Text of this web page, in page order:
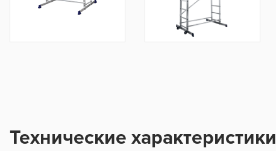
Технические характеристики